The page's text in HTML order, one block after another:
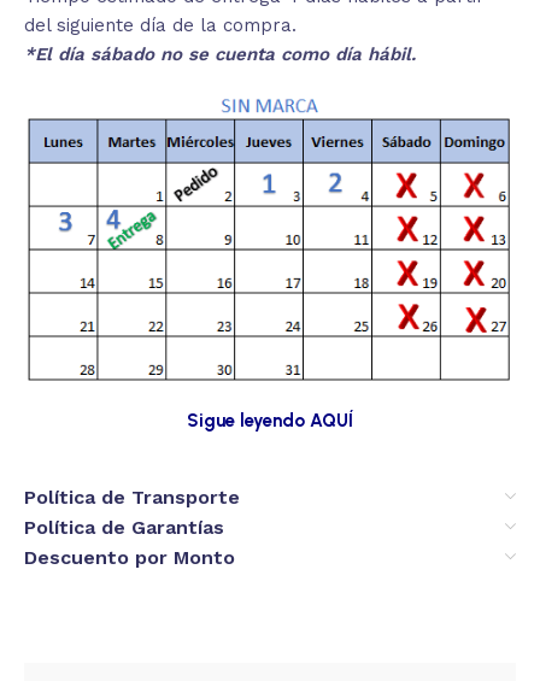
del siguiente día de la compra.
*El día sábado no se cuenta como día hábil.
Sigue leyendo AQUÍ
Política de Transporte
Política de Garantías
Descuento por Monto